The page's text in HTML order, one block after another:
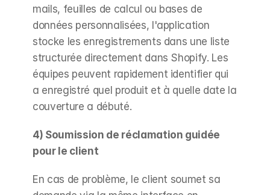
mails, feuilles de calcul ou bases de
données personnalisées, l'application
stocke les enregistrements dans une liste
structurée directement dans Shopify. Les
équipes peuvent rapidement identifier qui
a enregistré quel produit et à quelle date la
couverture a débuté.
4) Soumission de réclamation guidée
pour le client
En cas de problème, le client soumet sa